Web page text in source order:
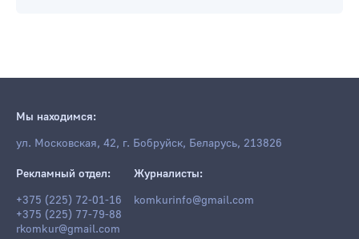
Мы находимся:
ул. Московская, 42, г. Бобруйск, Беларусь, 213826
Рекламный отдел:
+375 (225) 72-01-16
+375 (225) 77-79-88
rkomkur@gmail.com
Журналисты:
komkurinfo@gmail.com